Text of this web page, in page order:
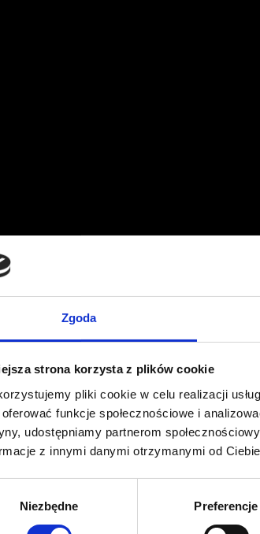
Zgoda
strona korzysta z plików cookie
pliki cookie w celu realizacji
funkcje społecznościowe i
udostępniamy partnerom
z innymi danymi otrzymanymi od
Niezbędne Preferencje